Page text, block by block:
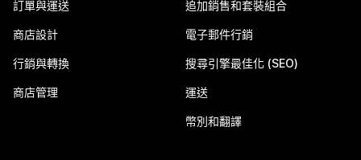
訂單與運送
商店設計
行銷與轉換
商店管理
追加銷售和套裝組合
電子郵件行銷
搜尋引擎最佳化 (SEO)
運送
幣別和翻譯